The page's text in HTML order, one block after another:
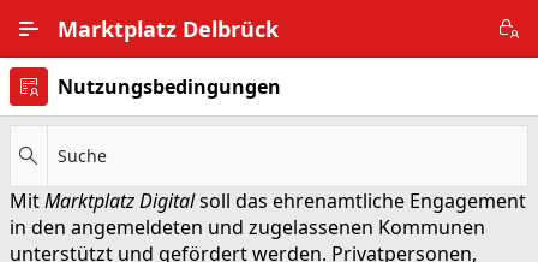
Marktplatz Delbrück
Alle Ortsteile
Impressum
Nutzungsbedingungen
Nutzungsbedingungen
Suche
MitMarktplatz Digitalsoll das ehrenamtliche Engagement
in den angemeldeten und zugelassenen Kommunen
unterstützt und gefördert werden. Privatpersonen,